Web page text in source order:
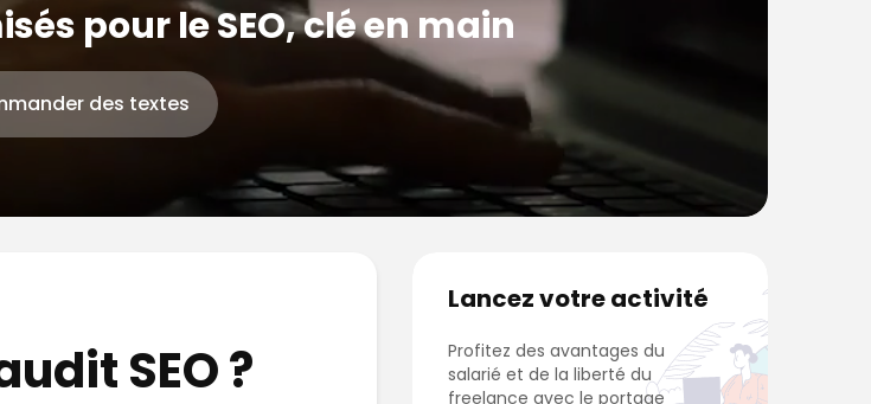
pour le SEO, clé en main
des textes
SEO ?
Lancez votre activité
Profitez des avantages du
salarié et de la liberté du
freelance avec le portage